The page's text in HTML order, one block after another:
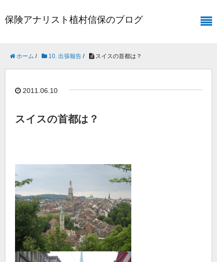
保険アナリスト植村信保のブログ
ホーム / 10. 出張報告 / スイスの首都は？
2011.06.10
スイスの首都は？